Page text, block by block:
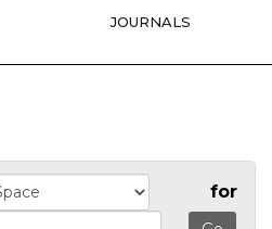
JOURNALS
for